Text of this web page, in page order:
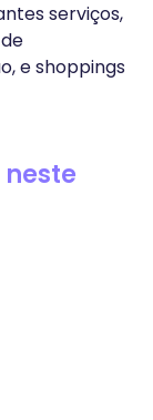
serviços,
e shoppings